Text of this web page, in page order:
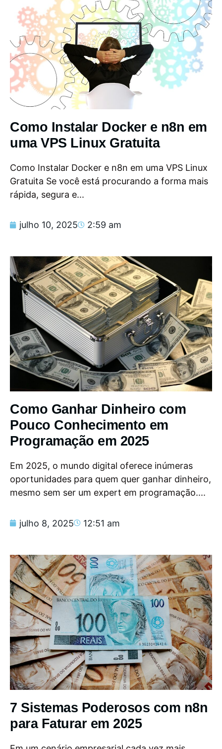
Como Instalar Docker e n8n em
uma VPS Linux Gratuita
Como Instalar Docker e n8n em uma VPS Linux
Gratuita Se você está procurando a forma mais
rápida, segura e...
julho 10, 2025 2:59 am
Como Ganhar Dinheiro com
Pouco Conhecimento em
Programação em 2025
Em 2025, o mundo digital oferece inúmeras
oportunidades para quem quer ganhar dinheiro,
mesmo sem ser um expert em programação....
julho 8, 2025 12:51 am
7 Sistemas Poderosos com n8n
para Faturar em 2025